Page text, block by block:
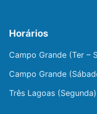
Horários
Campo Grande (Ter –
Campo Grande
Três Lagoas